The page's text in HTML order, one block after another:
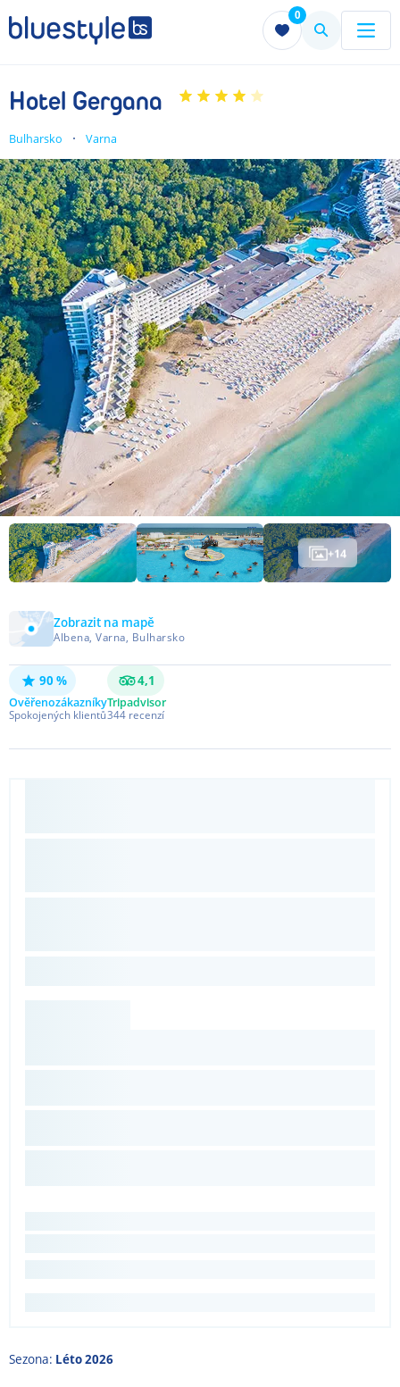
0
Menu Menu
Hotel Gergana
Bulharsko Varna
+14
Zobrazit na mapě
Albena, Varna, Bulharsko
90 %
Ověřenozákazníky
Spokojených klientů
4,1
Tripadvisor
344 recenzí
Sezona: Léto 2026